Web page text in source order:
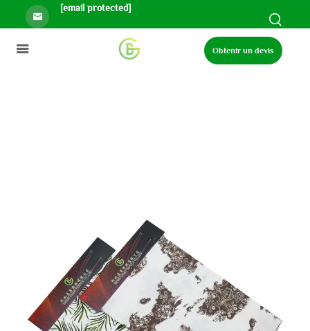
[email protected]
Obtenir un devis